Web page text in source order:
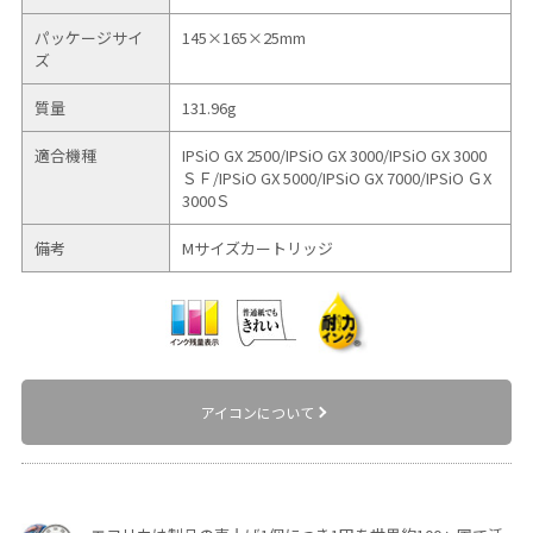
パッケージサイ
ズ
145×165×25mm
質量 131.96g
適合機種 IPSiO GX 2500/IPSiO GX 3000/IPSiO GX 3000
ＳＦ/IPSiO GX 5000/IPSiO GX 7000/IPSiO ＧX
3000Ｓ
備考 Mサイズカートリッジ
アイコンについて